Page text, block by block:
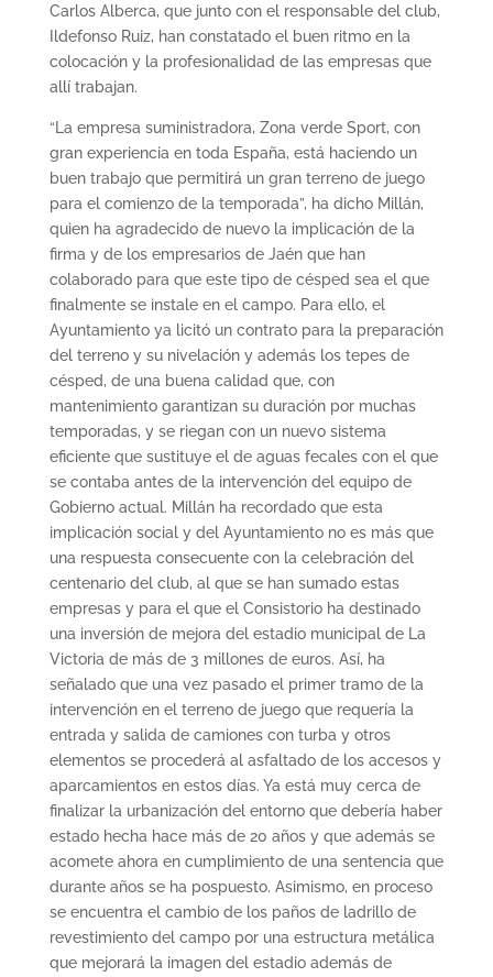
Carlos Alberca, que junto con el responsable del club,
Ildefonso Ruiz, han constatado el buen ritmo en la
colocación y la profesionalidad de las empresas que
allí trabajan.
“La empresa suministradora, Zona verde Sport, con
gran experiencia en toda España, está haciendo un
buen trabajo que permitirá un gran terreno de juego
para el comienzo de la temporada”, ha dicho Millán,
quien ha agradecido de nuevo la implicación de la
firma y de los empresarios de Jaén que han
colaborado para que este tipo de césped sea el que
finalmente se instale en el campo. Para ello, el
Ayuntamiento ya licitó un contrato para la preparación
del terreno y su nivelación y además los tepes de
césped, de una buena calidad que, con
mantenimiento garantizan su duración por muchas
temporadas, y se riegan con un nuevo sistema
eficiente que sustituye el de aguas fecales con el que
se contaba antes de la intervención del equipo de
Gobierno actual. Millán ha recordado que esta
implicación social y del Ayuntamiento no es más que
una respuesta consecuente con la celebración del
centenario del club, al que se han sumado estas
empresas y para el que el Consistorio ha destinado
una inversión de mejora del estadio municipal de La
Victoria de más de 3 millones de euros. Así, ha
señalado que una vez pasado el primer tramo de la
intervención en el terreno de juego que requería la
entrada y salida de camiones con turba y otros
elementos se procederá al asfaltado de los accesos y
aparcamientos en estos días. Ya está muy cerca de
finalizar la urbanización del entorno que debería haber
estado hecha hace más de 20 años y que además se
acomete ahora en cumplimiento de una sentencia que
durante años se ha pospuesto. Asimismo, en proceso
se encuentra el cambio de los paños de ladrillo de
revestimiento del campo por una estructura metálica
que mejorará la imagen del estadio además de